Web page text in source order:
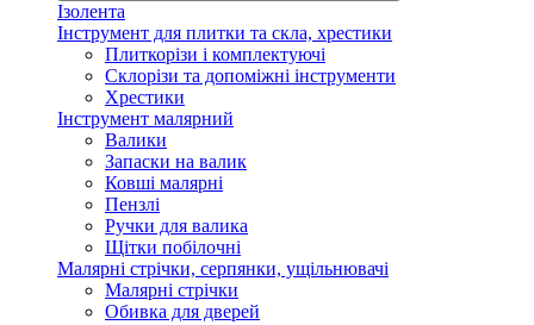
Ізолента
Інструмент для плитки та скла, хрестики
Плиткорізи і комплектуючі
Склорізи та допоміжні інструменти
Хрестики
Інструмент малярний
Валики
Запаски на валик
Ковші малярні
Пензлі
Ручки для валика
Щітки побілочні
Малярні стрічки, серпянки, ущільнювачі
Малярні стрічки
Обивка для дверей